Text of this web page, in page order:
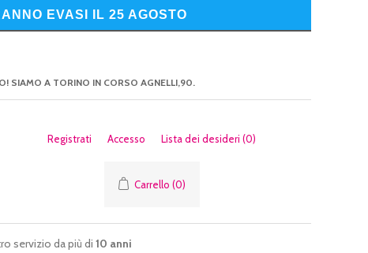
EVASI IL 25 AGOSTO
SIAMO A TORINO IN CORSO AGNELLI,90.
Registrati Accesso Lista dei desideri (0)
Carrello (0)
servizio da più di 10 anni